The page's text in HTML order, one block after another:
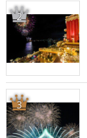
2
3